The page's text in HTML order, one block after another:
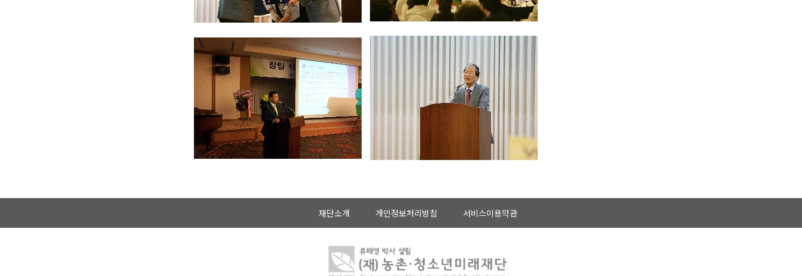
재단소개 개인정보처리방침 서비스이용약관